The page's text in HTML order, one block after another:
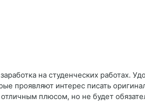
на студенческих работах.
проявляют интерес писать
плюсом, но не будет